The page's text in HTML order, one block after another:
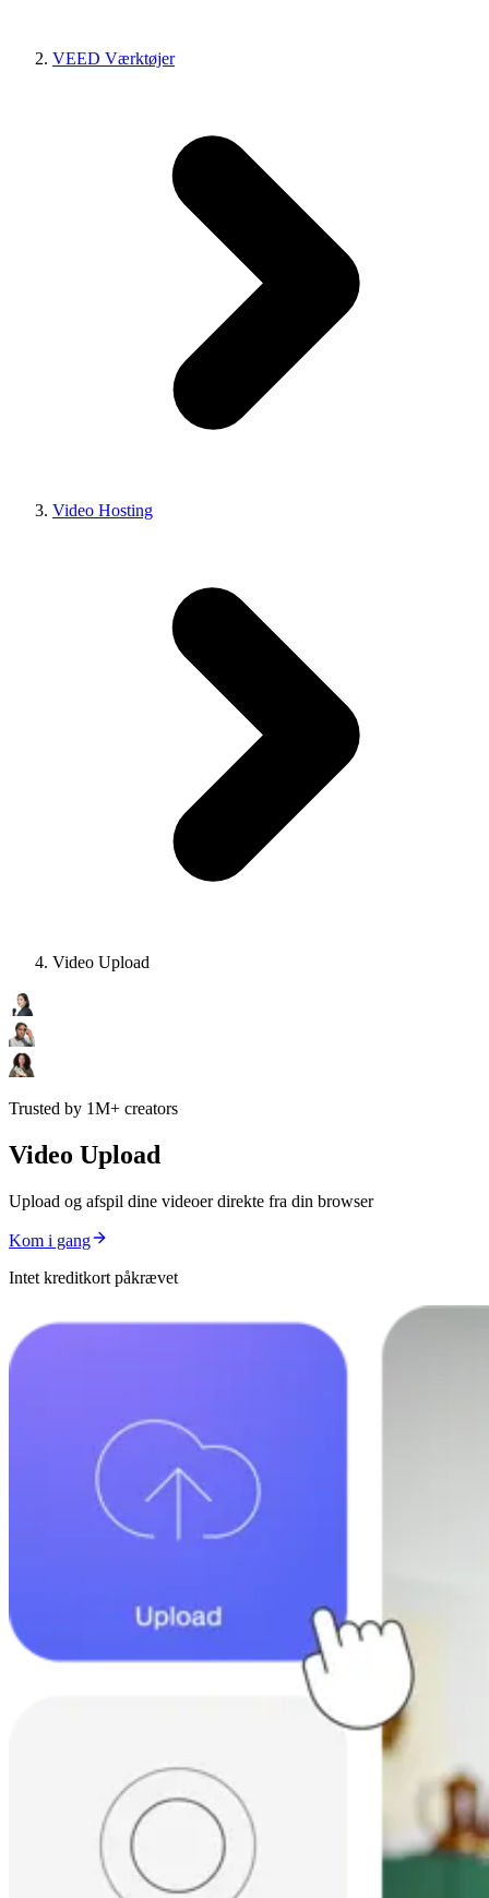
VEED Værktøjer
Video Hosting
Video Upload
Trusted by 1M+ creators
Video Upload
Upload og afspil dine videoer direkte fra din browser
Kom i gang
Intet kreditkort påkrævet